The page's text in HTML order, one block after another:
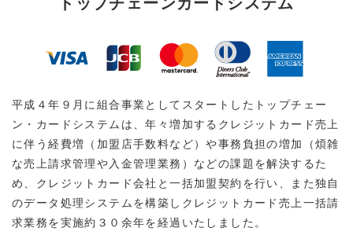
平成４年９月に組合事業としてスタートしたトップチェー
ン・カードシステムは、年々増加するクレジットカード売上
に伴う経費増（加盟店手数料など）や事務負担の増加（煩雑
な売上請求管理や入金管理業務）などの課題を解決するた
め、クレジットカード会社と一括加盟契約を行い、また独自
のデータ処理システムを構築しクレジットカード売上一括請
求業務を実施約３０余年を経過いたしました。